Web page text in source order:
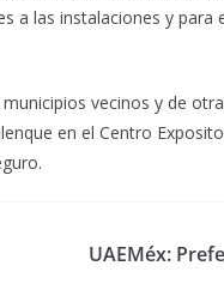
a las instalaciones y para
vecinos y de
en el Centro
UAEMéx: